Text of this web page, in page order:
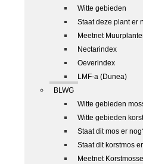
Witte gebieden
Staat deze plant er
Meetnet
Nectarindex
Oeverindex
LMF-a (Dunea)
BLWG
Witte gebieden
Witte gebieden
Staat dit mos er
Staat dit korstmos
Meetnet